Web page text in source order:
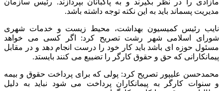
مدیریت پسماند باید به این نکته توجه داشته باشد.
نایب رئیس کمیسیون بهداشت، محیط زیست و خدمات شهری
شورای اسلامی شهر رشت تصریح کرد: اگر کسی می خواهد
مسئول حوزه ای باشد باید کار خود را درست انجام دهد و در مقابل
پیمانکارانی که حق و حقوق کارگر را تضییع می کنند بایستد.
محمدحسن علیپور تصریح کرد: پولی که برای پرداخت حقوق و بیمه
و سنوات کارگر به پیمانکاران پرداخت می شود نباید به دلیل